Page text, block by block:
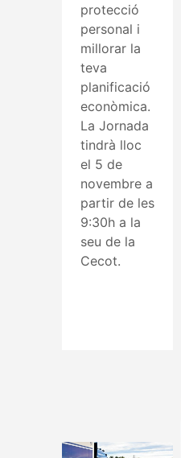
protecció
personal i
millorar la
teva
planificació
econòmica.
La Jornada
tindrà lloc
el 5 de
novembre a
partir de les
9:30h a la
seu de la
Cecot.